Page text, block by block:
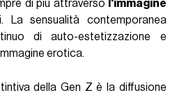
di più attraverso
l'immagine
sensualità contemporanea
di auto-estetizzazione e
erotica.
della Gen Z è la diffusione